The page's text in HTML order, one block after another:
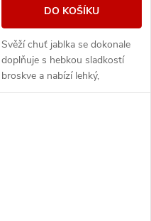
DO KOŠÍKU
Svěží chuť jablka se dokonale
doplňuje s hebkou sladkostí
broskve a nabízí lehký,
harmonický ovocný zážitek.